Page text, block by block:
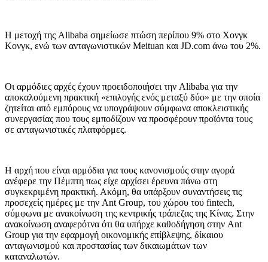
Η μετοχή της Alibaba σημείωσε πτώση περίπου 9% στο Χονγκ
Κονγκ, ενώ των ανταγωνιστικών Meituan και JD.com άνω του 2%.
Οι αρμόδιες αρχές έχουν προειδοποιήσει την Alibaba για την
αποκαλούμενη πρακτική «επιλογής ενός μεταξύ δύο» με την οποία
ζητείται από εμπόρους να υπογράψουν σύμφωνα αποκλειστικής
συνεργασίας που τους εμποδίζουν να προσφέρουν προϊόντα τους
σε ανταγωνιστικές πλατφόρμες.
Η αρχή που είναι αρμόδια για τους κανονισμούς στην αγορά
ανέφερε την Πέμπτη πως είχε αρχίσει έρευνα πάνω στη
συγκεκριμένη πρακτική. Ακόμη, θα υπάρξουν συναντήσεις τις
προσεχείς ημέρες με την Ant Group, του χώρου του fintech,
σύμφωνα με ανακοίνωση της κεντρικής τράπεζας της Κίνας. Στην
ανακοίνωση αναφερότνα ότι θα υπήρχε καθοδήγηση στην Ant
Group για την εφαρμογή οικονομικής επίβλεψης, δίκαιου
ανταγωνισμού και προστασίας των δικαιωμάτων των
καταναλωτών.